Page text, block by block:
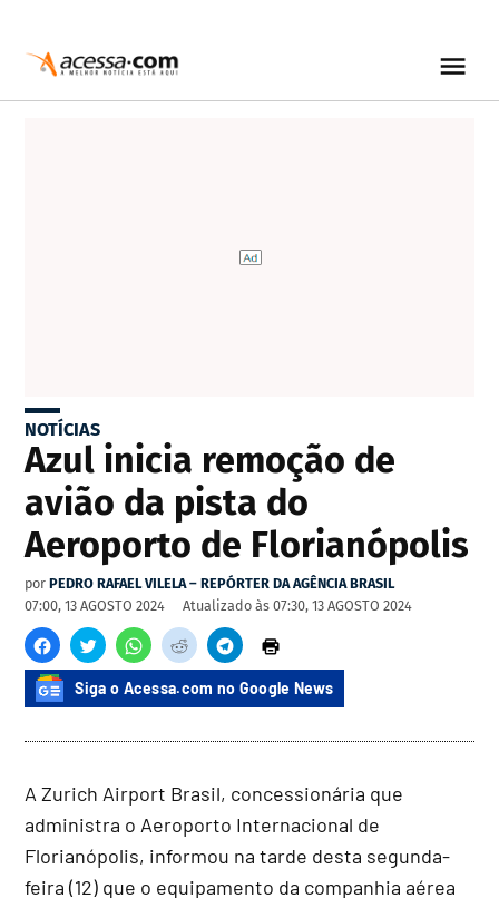
NOTÍCIAS
Azul inicia remoção de
avião da pista do
Aeroporto de Florianópolis
por PEDRO RAFAEL VILELA – REPÓRTER DA AGÊNCIA BRASIL
07:00, 13 AGOSTO 2024
Atualizado às 07:30, 13 AGOSTO 2024
Siga o Acessa.com no Google News
A Zurich Airport Brasil, concessionária que
administra o Aeroporto Internacional de
Florianópolis, informou na tarde desta segunda-
feira (12) que o equipamento da companhia aérea